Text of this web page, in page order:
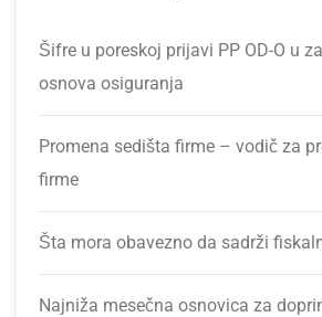
Šifre u poreskoj prijavi PP OD-O u
osnova osiguranja
Promena sedišta firme – vodič za
firme
Šta mora obavezno da sadrži
Najniža mesečna osnovica za